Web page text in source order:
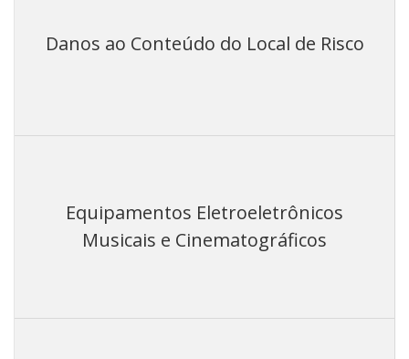
Danos ao Conteúdo do Local de Risco
Equipamentos Eletroeletrônicos
Musicais e Cinematográficos